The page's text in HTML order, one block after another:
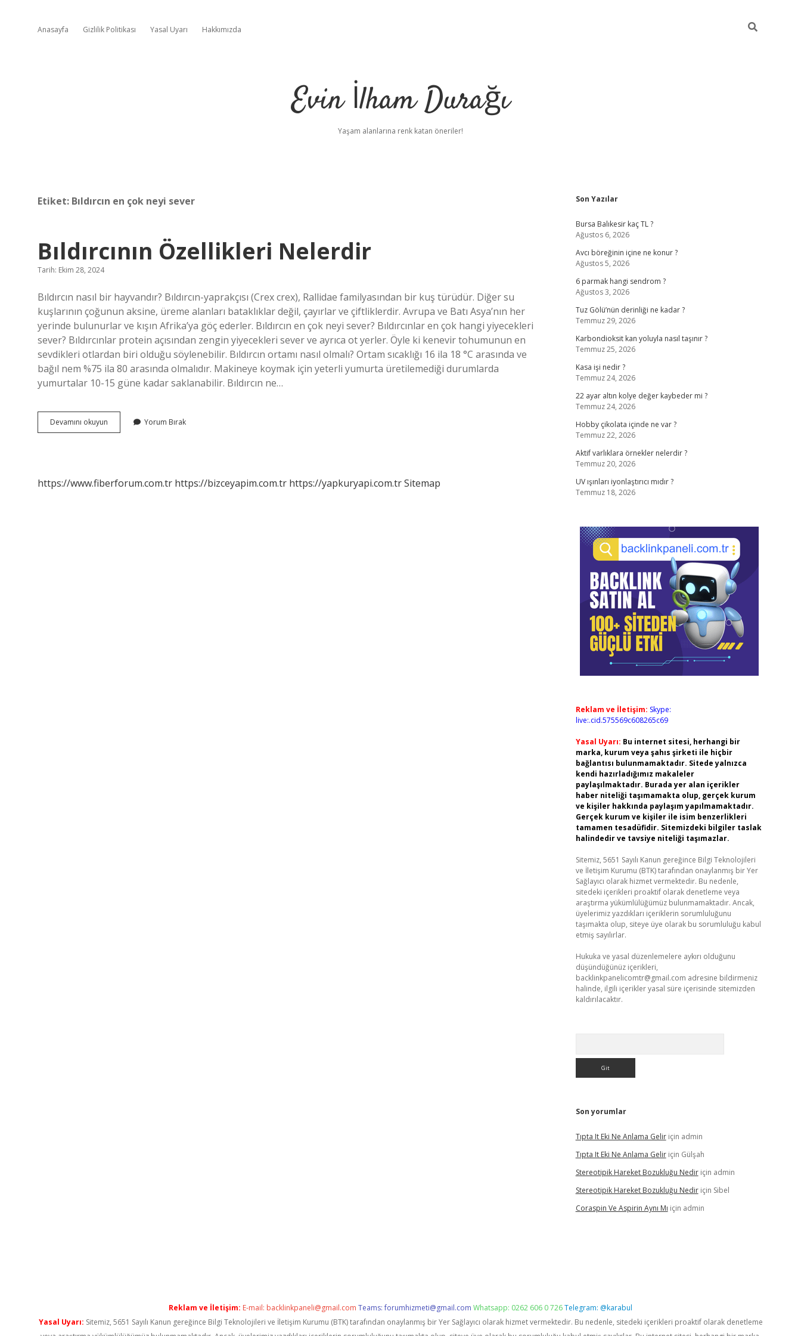
Anasayfa Gizlilik Politikası Yasal Uyarı Hakkımızda
Evin İlham Durağı
Yaşam alanlarına renk katan öneriler!
Etiket: Bıldırcın en çok neyi sever
Bıldırcının Özellikleri Nelerdir
Tarih: Ekim 28, 2024
Bıldırcın nasıl bir hayvandır? Bıldırcın-yaprakçısı (Crex crex), Rallidae familyasından bir kuş türüdür. Diğer su
kuşlarının çoğunun aksine, üreme alanları bataklıklar değil, çayırlar ve çiftliklerdir. Avrupa ve Batı Asya’nın her
yerinde bulunurlar ve kışın Afrika’ya göç ederler. Bıldırcın en çok neyi sever? Bıldırcınlar en çok hangi yiyecekleri
sever? Bıldırcınlar protein açısından zengin yiyecekleri sever ve ayrıca ot yerler. Öyle ki kenevir tohumunun en
sevdikleri otlardan biri olduğu söylenebilir. Bıldırcın ortamı nasıl olmalı? Ortam sıcaklığı 16 ila 18 °C arasında ve
bağıl nem %75 ila 80 arasında olmalıdır. Makineye koymak için yeterli yumurta üretilemediği durumlarda
yumurtalar 10-15 güne kadar saklanabilir. Bıldırcın ne…
Devamını okuyun Bıldırcının
Özellikleri
Yorum Bırak
https://www.fiberforum.com.tr https://bizceyapim.com.tr https://yapkuryapi.com.trSitemap
Sidebar
Son Yazılar
Bursa Balıkesir kaç TL ?
Ağustos 6, 2026
Avcı böreğinin içine ne konur ?
Ağustos 5, 2026
6 parmak hangi sendrom ?
Ağustos 3, 2026
Tuz Gölü’nün derinliği ne kadar ?
Temmuz 29, 2026
Karbondioksit kan yoluyla nasıl taşınır ?
Temmuz 25, 2026
Kasa işi nedir ?
Temmuz 24, 2026
22 ayar altın kolye değer kaybeder mi ?
Temmuz 24, 2026
Hobby çikolata içinde ne var ?
Temmuz 22, 2026
Aktif varlıklara örnekler nelerdir ?
Temmuz 20, 2026
UV ışınları iyonlaştırıcı mıdır ?
Temmuz 18, 2026
Reklam ve İletişim: Skype:
live:.cid.575569c608265c69
Yasal Uyarı: Bu internet sitesi, herhangi bir
marka, kurum veya şahıs şirketi ile hiçbir
bağlantısı bulunmamaktadır. Sitede yalnızca
kendi hazırladığımız makaleler
paylaşılmaktadır. Burada yer alan içerikler
haber niteliği taşımamakta olup, gerçek kurum
ve kişiler hakkında paylaşım yapılmamaktadır.
Gerçek kurum ve kişiler ile isim benzerlikleri
tamamen tesadüfidir. Sitemizdeki bilgiler taslak
halindedir ve tavsiye niteliği taşımazlar.
Sitemiz, 5651 Sayılı Kanun gereğince Bilgi Teknolojileri
ve İletişim Kurumu (BTK) tarafından onaylanmış bir Yer
Sağlayıcı olarak hizmet vermektedir. Bu nedenle,
sitedeki içerikleri proaktif olarak denetleme veya
araştırma yükümlülüğümüz bulunmamaktadır. Ancak,
üyelerimiz yazdıkları içeriklerin sorumluluğunu
taşımakta olup, siteye üye olarak bu sorumluluğu kabul
etmiş sayılırlar.
Hukuka ve yasal düzenlemelere aykırı olduğunu
düşündüğünüz içerikleri,
backlinkpanelicomtr@gmail.com adresine bildirmeniz
halinde, ilgili içerikler yasal süre içerisinde sitemizden
kaldırılacaktır.
Son yorumlar
Tıpta It Eki Ne Anlama Geliriçin admin
Tıpta It Eki Ne Anlama Geliriçin Gülşah
Stereotipik Hareket Bozukluğu Nediriçin admin
Stereotipik Hareket Bozukluğu Nediriçin Sibel
Coraspin Ve Aspirin Aynı Mı için admin
Reklam ve İletişim: E-mail: backlinkpaneli@gmail.com Teams:forumhizmeti@gmail.com Whatsapp: 0262 606 0 726Telegram: @karabul
Yasal Uyarı: Sitemiz, 5651 Sayılı Kanun gereğince Bilgi Teknolojileri ve İletişim Kurumu (BTK) tarafından onaylanmış bir Yer Sağlayıcı olarak hizmet vermektedir. Bu nedenle, sitedeki içerikleri proaktif olarak denetleme